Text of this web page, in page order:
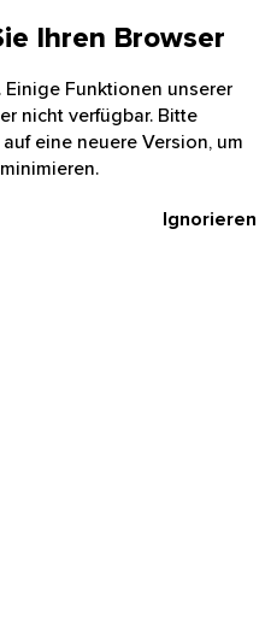
Ihren Browser
Funktionen unserer
nicht verfügbar. Bitte
eine neuere Version, um
Ignorieren